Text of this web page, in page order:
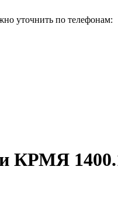
уточнить по телефонам:
КРМЯ